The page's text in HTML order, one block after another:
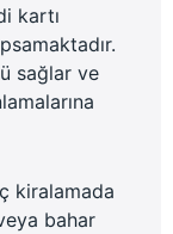
kartı
sağlar ve
kiralamada
bahar